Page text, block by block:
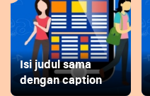
Isi judul sama
dengan caption